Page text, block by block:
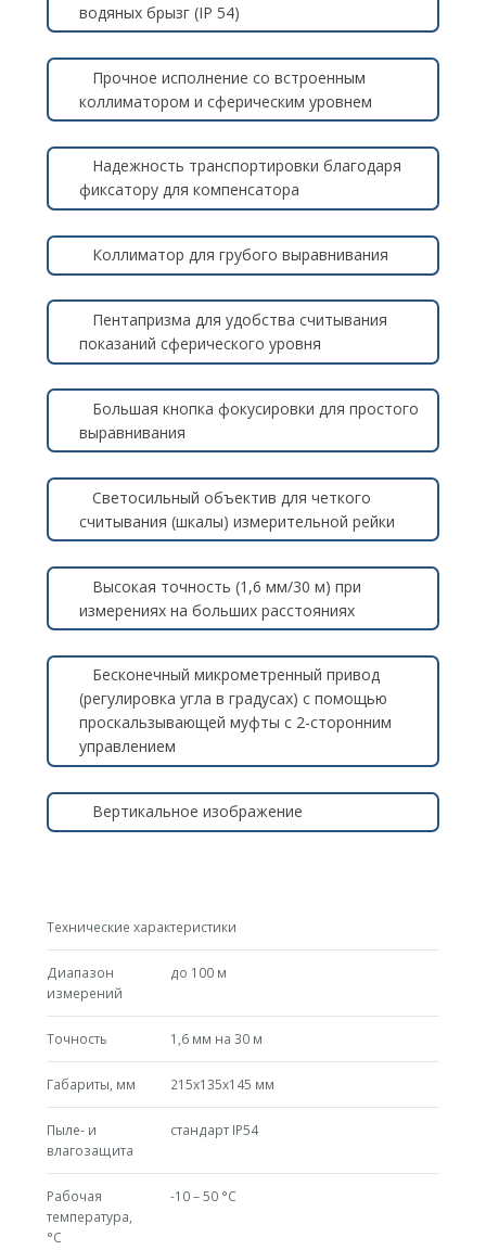
водяных брызг (IP 54)
Прочное исполнение со встроенным
коллиматором и сферическим уровнем
Надежность транспортировки благодаря
фиксатору для компенсатора
Коллиматор для грубого выравнивания
Пентапризма для удобства считывания
показаний сферического уровня
Большая кнопка фокусировки для простого
выравнивания
Светосильный объектив для четкого
считывания (шкалы) измерительной рейки
Высокая точность (1,6 мм/30 м) при
измерениях на больших расстояниях
Бесконечный микрометренный привод
(регулировка угла в градусах) с помощью
проскальзывающей муфты с 2-сторонним
управлением
Вертикальное изображение
Технические характеристики
Диапазон
измерений
до 100 м
Точность 1,6 мм на 30 м
Габариты, мм 215x135x145 мм
Пыле- и
влагозащита
стандарт IP54
Рабочая
температура,
°С
-10 – 50 °C